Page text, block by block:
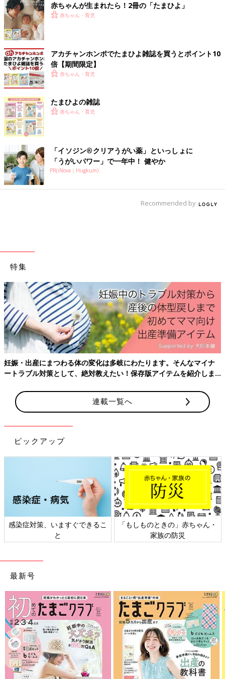
赤ちゃんが生まれたら！2冊の「たまひよ」
赤ちゃん・育児
アカチャンホンポでたまひよ雑誌を買うとポイント10
倍【期間限定】
赤ちゃん・育児
たまひよの雑誌
赤ちゃん・育児
「イソジン®クリアうがい薬」といっしょに
「うがいパワー」で一年中！ 健やか
PR(iNova｜Hugkum)
Recommended by
特集
妊娠・出産にまつわる体の変化は多岐にわたります。そんなマイナ
ートラブル対策として、絶対教えたい！保存版アイテムを紹介しま
連載一覧へ
ピックアップ
感染症対策、いますぐできるこ
と
「もしものときの」赤ちゃん・
家族の防災
最新号